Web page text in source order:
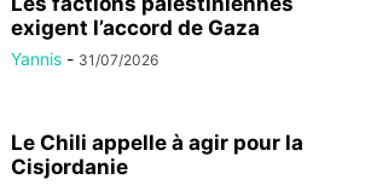
exigent l’accord de Gaza
Yannis - 31/07/2026
Le Chili appelle à agir pour la
Cisjordanie